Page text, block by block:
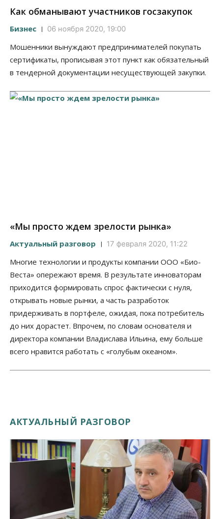
Как обманывают участников госзакупок
Бизнес 06 ноября 2020, 19:00
Мошенники вынуждают предпринимателей покупать
сертификаты, прописывая этот пункт как обязательный
в тендерной документации несуществующей закупки.
«Мы просто ждем зрелости рынка»
Актуальный разговор 17 февраля 2020, 11:22
Многие технологии и продукты компании ООО «Био-
Веста» опережают время. В результате инноваторам
приходится формировать спрос фактически с нуля,
открывать новые рынки, а часть разработок
придерживать в портфеле, ожидая, пока потребитель
до них дорастет. Впрочем, по словам основателя и
директора компании Владислава Ильина, ему больше
всего нравится работать с «голубым океаном».
АКТУАЛЬНЫЙ РАЗГОВОР